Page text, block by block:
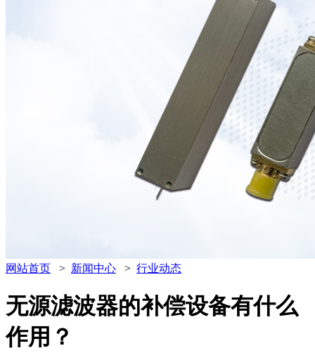
网站首页 > 新闻中心 > 行业动态
无源滤波器的补偿设备有什么
作用？